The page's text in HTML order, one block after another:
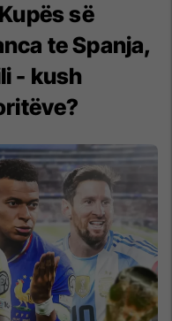
së
te Spanja,
- kush